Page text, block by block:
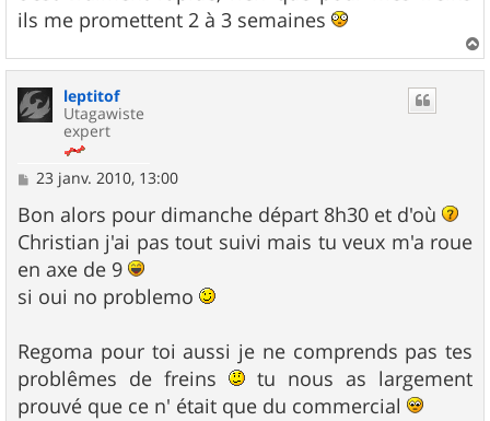
e
ils me promettent 2 à 3 semaines
a
leptitof
Utagawiste
expert
M
s
s
a
g
e
23 janv. 2010, 13:00
Bon alors pour dimanche départ 8h30 et d'où
Christian j'ai pas tout suivi mais tu veux m'a roue
en axe de 9
si oui no problemo
Regoma pour toi aussi je ne comprends pas tes
problêmes de freins
tu nous as largement
prouvé que ce n' était que du commercial